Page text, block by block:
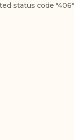
status code "406"